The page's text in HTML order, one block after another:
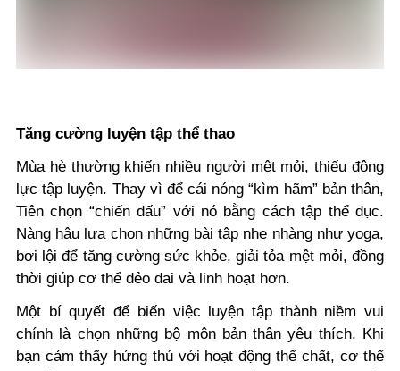
Tăng cường luyện tập thể thao
Mùa hè thường khiến nhiều người mệt mỏi, thiếu động
lực tập luyện. Thay vì để cái nóng “kìm hãm” bản thân,
Tiên chọn “chiến đấu” với nó bằng cách tập thể dục.
Nàng hậu lựa chọn những bài tập nhẹ nhàng như yoga,
bơi lội để tăng cường sức khỏe, giải tỏa mệt mỏi, đồng
thời giúp cơ thể dẻo dai và linh hoạt hơn.
Một bí quyết để biến việc luyện tập thành niềm vui
chính là chọn những bộ môn bản thân yêu thích. Khi
bạn cảm thấy hứng thú với hoạt động thể chất, cơ thể